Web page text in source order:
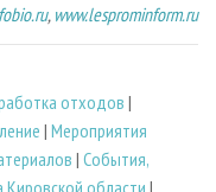
, www.lesprominform.ru
отходов|
| Мероприятия
| События,